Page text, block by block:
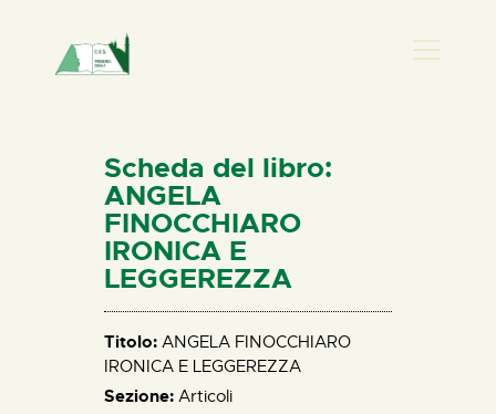
HOME
CHI SIAMO
NEWS
PERCORSI
BIBLIOTECA
ELISA SALERNO
CONTATTI
Scheda del libro:
ANGELA
FINOCCHIARO
IRONICA E
LEGGEREZZA
Titolo: ANGELA FINOCCHIARO
IRONICA E LEGGEREZZA
Sezione: Articoli